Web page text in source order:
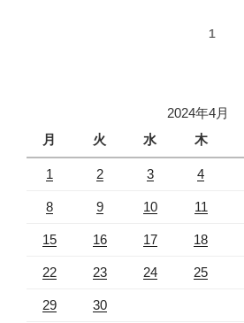
ー
1
2024年4月
月
火 水 木
1 2 3 4
8 9 10 11
15 16 17 18
22 23 24 25
29 30